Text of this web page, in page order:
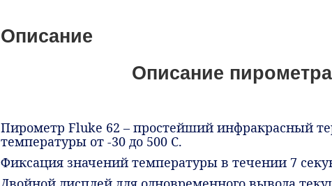
Описание
Описание
Пирометр Fluke 62 – простейший инфракрасный
температуры от -30 до 500 С.
Фиксация значений температуры в течении 7